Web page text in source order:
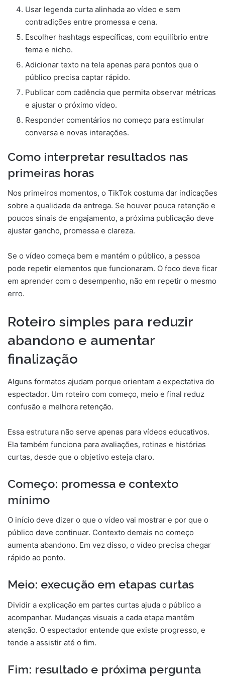
Usar legenda curta alinhada ao vídeo e sem
contradições entre promessa e cena.
Escolher hashtags específicas, com equilíbrio entre
tema e nicho.
Adicionar texto na tela apenas para pontos que o
público precisa captar rápido.
Publicar com cadência que permita observar métricas
e ajustar o próximo vídeo.
Responder comentários no começo para estimular
conversa e novas interações.
Como interpretar resultados nas
primeiras horas
Nos primeiros momentos, o TikTok costuma dar indicações
sobre a qualidade da entrega. Se houver pouca retenção e
poucos sinais de engajamento, a próxima publicação deve
ajustar gancho, promessa e clareza.
Se o vídeo começa bem e mantém o público, a pessoa
pode repetir elementos que funcionaram. O foco deve ficar
em aprender com o desempenho, não em repetir o mesmo
erro.
Roteiro simples para reduzir
abandono e aumentar
finalização
Alguns formatos ajudam porque orientam a expectativa do
espectador. Um roteiro com começo, meio e final reduz
confusão e melhora retenção.
Essa estrutura não serve apenas para vídeos educativos.
Ela também funciona para avaliações, rotinas e histórias
curtas, desde que o objetivo esteja claro.
Começo: promessa e contexto
mínimo
O início deve dizer o que o vídeo vai mostrar e por que o
público deve continuar. Contexto demais no começo
aumenta abandono. Em vez disso, o vídeo precisa chegar
rápido ao ponto.
Meio: execução em etapas curtas
Dividir a explicação em partes curtas ajuda o público a
acompanhar. Mudanças visuais a cada etapa mantêm
atenção. O espectador entende que existe progresso, e
tende a assistir até o fim.
Fim: resultado e próxima pergunta